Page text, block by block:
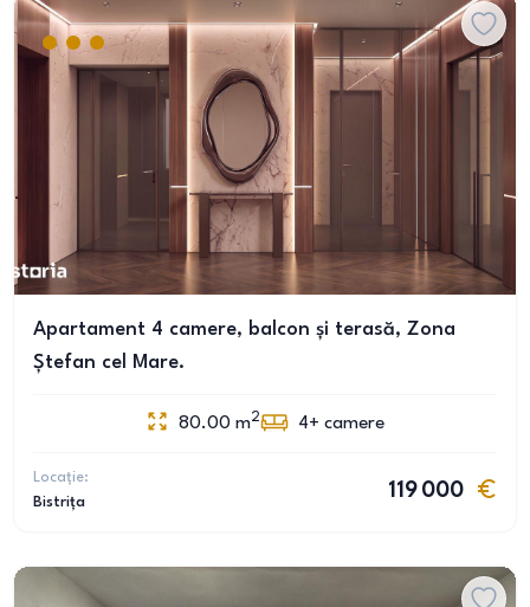
Apartament 4 camere, balcon și terasă, Zona
Ștefan cel Mare.
80.00 m2 4+ camere
Locație:
Bistrița
119 000